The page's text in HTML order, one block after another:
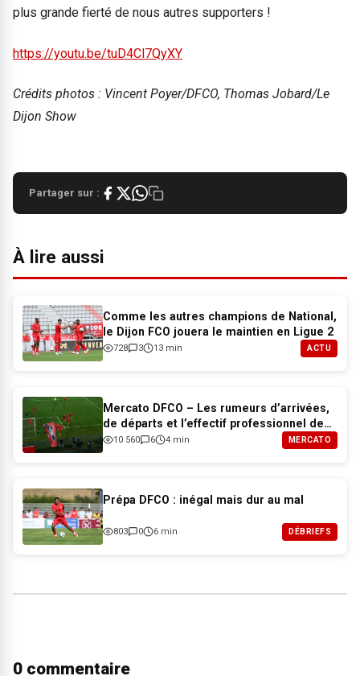
plus grande fierté de nous autres supporters !
https://youtu.be/tuD4Cl7QyXY
Crédits photos : Vincent Poyer/DFCO, Thomas Jobard/Le
Dijon Show
Partager sur :
À lire aussi
Comme les autres champions de National,
le Dijon FCO jouera le maintien en Ligue 2
728 3 13 min ACTU
Mercato DFCO – Les rumeurs d’arrivées,
de départs et l’effectif professionnel de
Dijon pour 2026-2027
10 560 6 4 min MERCATO
Prépa DFCO : inégal mais dur au mal
803 0 6 min DÉBRIEFS
0 commentaire